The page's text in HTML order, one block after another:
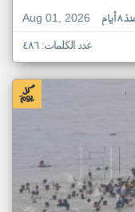
Aug 01, 2026
٨ أيام
عدد الكلمات: ٤٨٦